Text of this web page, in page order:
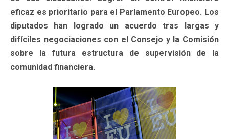
eficaz es prioritario para el Parlamento Europeo. Los
diputados han logrado un acuerdo tras largas y
difíciles negociaciones con el Consejo y la Comisión
sobre la futura estructura de supervisión de la
comunidad financiera.